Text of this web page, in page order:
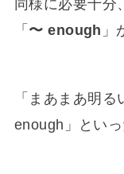
同様に必要十分
「 〜 enough 」
「まあまあ明
enough」といっ